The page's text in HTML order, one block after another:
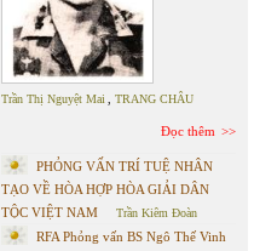
Trần Thị Nguyệt Mai TRANG CHÂU
Đọc thêm
PHỎNG VẤN TRÍ TUỆ NHÂN
TẠO VỀ HÒA HỢP HÒA GIẢI DÂN
TỘC VIỆT NAM
Trần Kiêm Đoàn
RFA Phỏng vấn BS Ngô Thế Vinh